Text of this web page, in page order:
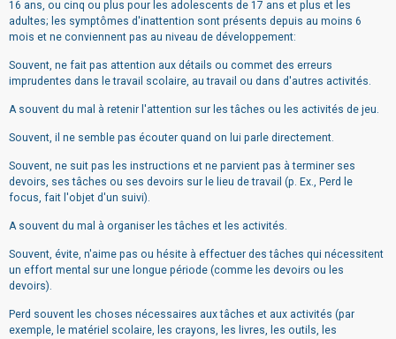
16 ans, ou cinq ou plus pour les adolescents de 17 ans et plus et les
adultes; les symptômes d'inattention sont présents depuis au moins 6
mois et ne conviennent pas au niveau de développement:
Souvent, ne fait pas attention aux détails ou commet des erreurs
imprudentes dans le travail scolaire, au travail ou dans d'autres activités.
A souvent du mal à retenir l'attention sur les tâches ou les activités de jeu.
Souvent, il ne semble pas écouter quand on lui parle directement.
Souvent, ne suit pas les instructions et ne parvient pas à terminer ses
devoirs, ses tâches ou ses devoirs sur le lieu de travail (p. Ex., Perd le
focus, fait l'objet d'un suivi).
A souvent du mal à organiser les tâches et les activités.
Souvent, évite, n'aime pas ou hésite à effectuer des tâches qui nécessitent
un effort mental sur une longue période (comme les devoirs ou les
devoirs).
Perd souvent les choses nécessaires aux tâches et aux activités (par
exemple, le matériel scolaire, les crayons, les livres, les outils, les